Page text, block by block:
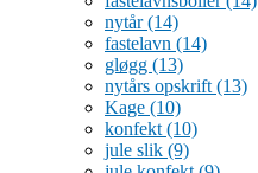
nytår(14)
fastelavn (14)
gløgg (13)
nytårs opskrift (13)
Kage (10)
konfekt (10)
jule slik (9)